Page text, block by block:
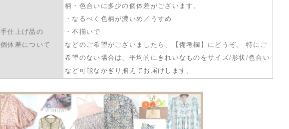
手仕上げ品の
個体差について
柄・色合いに多少の個体差がございます。
・なるべく色柄が濃いめ／うすめ
・不揃いで
などのご希望がございましたら、【備考欄】にどうぞ。 特にご
希望のない場合は、平均的にきれいなものをサイズ/形状/色合い
など可能なかぎり揃えてお届けします。